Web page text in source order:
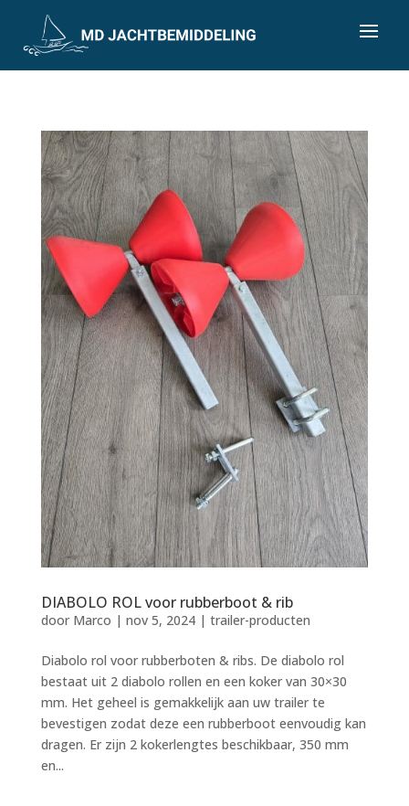
DIABOLO ROL voor rubberboot & rib
door Marco | nov 5, 2024| trailer-producten
Diabolo rol voor rubberboten & ribs. De diabolo rol
bestaat uit 2 diabolo rollen en een koker van 30×30
mm. Het geheel is gemakkelijk aan uw trailer te
bevestigen zodat deze een rubberboot eenvoudig kan
dragen. Er zijn 2 kokerlengtes beschikbaar, 350 mm
en...